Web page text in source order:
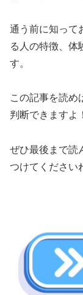
通う前に知って
る人の特徴、体
す。
この記事を読め
判断できますよ！
ぜひ最後まで読
つけてください